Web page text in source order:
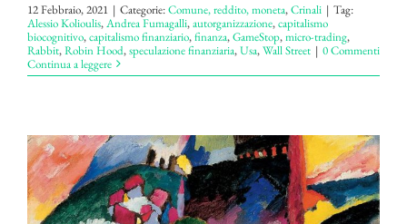
12 Febbraio, 2021 | Categorie:Comune, reddito, moneta,Crinali | Tag:
Alessio Kolioulis,Andrea Fumagalli,autorganizzazione,capitalismo
biocognitivo,capitalismo finanziario,finanza,GameStop,micro-trading,
Rabbit,Robin Hood,speculazione finanziaria,Usa,Wall Street | 0 Commenti
Continua a leggere